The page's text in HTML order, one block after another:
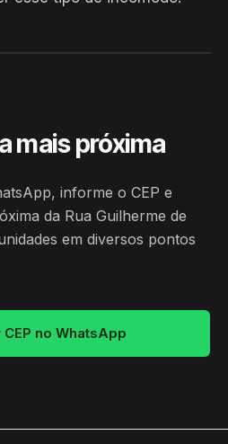
mais próxima
informe o CEP e
da Rua Guilherme de
em diversos pontos
no WhatsApp